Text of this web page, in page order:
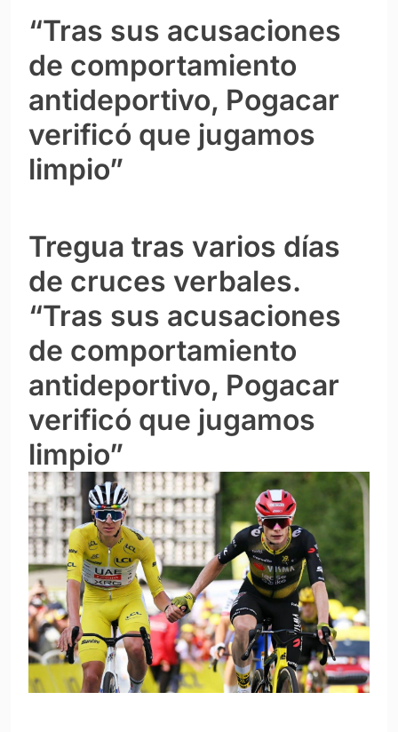
“Tras sus acusaciones
de comportamiento
antideportivo, Pogacar
verificó que jugamos
limpio”
Tregua tras varios días
de cruces verbales.
“Tras sus acusaciones
de comportamiento
antideportivo, Pogacar
verificó que jugamos
limpio”